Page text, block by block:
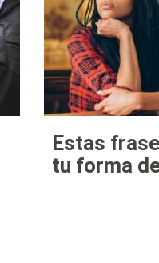
Estas
tu forma